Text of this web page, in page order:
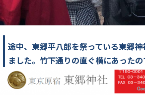
途中、東郷平八郎を祭っている東郷
ました。竹下通りの直ぐ横にあった